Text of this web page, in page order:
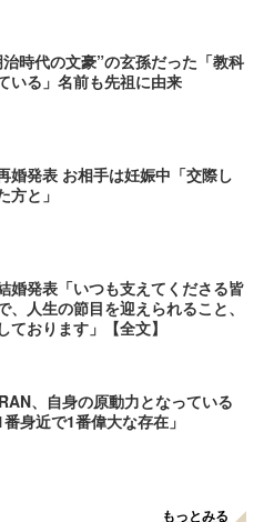
時代の文豪”の玄孫だった「教科
いる」名前も先祖に由来
婚発表 お相手は妊娠中「交際し
方と」
婚発表「いつも支えてくださる皆
、人生の節目を迎えられること、
ております」【全文】
、自身の原動力となっている
身近で1番偉大な存在」
もっとみる